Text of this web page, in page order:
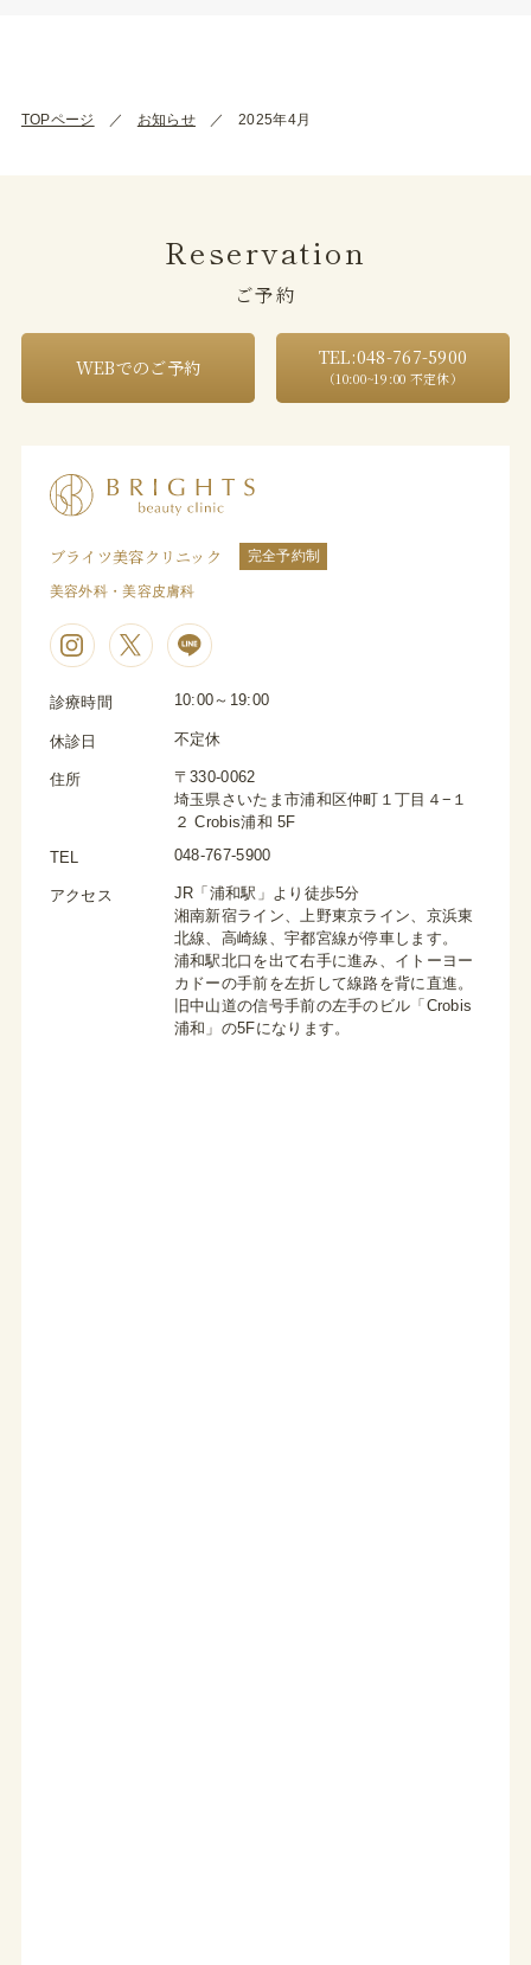
TOPページ お知らせ 2025年4月
Reservation
ご予約
WEBでのご予約 TEL:048-767-5900
（10:00~19:00 不定休）
ブライツ美容クリニック 完全予約制
美容外科・美容皮膚科
診療時間 10:00～19:00
休診日 不定休
住所
〒330-0062
埼玉県さいたま市浦和区仲町１丁目４−１
２ Crobis浦和 5F
TEL 048-767-5900
アクセス
JR「浦和駅」より徒歩5分
湘南新宿ライン、上野東京ライン、京浜東
北線、高崎線、宇都宮線が停車します。
浦和駅北口を出て右手に進み、イトーヨー
カドーの手前を左折して線路を背に直進。
旧中山道の信号手前の左手のビル「Crobis
浦和」の5Fになります。